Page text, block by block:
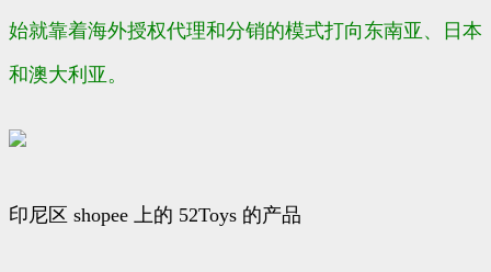
始就靠着海外授权代理和分销的模式打向东南亚、日本
和澳大利亚。
印尼区 shopee 上的 52Toys 的产品